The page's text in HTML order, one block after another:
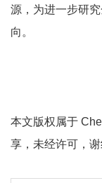
源，为进一步研
向。
本文版权属于
享，未经许可，